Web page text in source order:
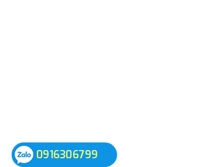
0916306799